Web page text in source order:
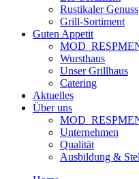
Rustikaler Genuss
Grill-Sortiment
Guten Appetit
Wursthaus
Unser Grillhaus
Catering
Aktuelles
Über uns
Unternehmen
Qualität
Ausbildung &